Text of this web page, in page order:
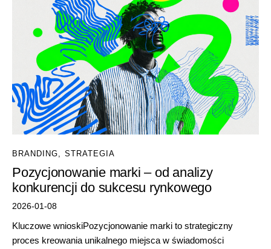
BRANDING STRATEGIA
Pozycjonowanie marki – od analizy
konkurencji do sukcesu rynkowego
2026-01-08
Kluczowe wnioskiPozycjonowanie marki to strategiczny
proces kreowania unikalnego miejsca w świadomości